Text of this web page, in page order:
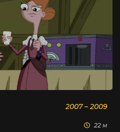
2007 – 2009
22 м